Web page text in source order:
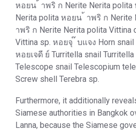
หอยน ้ าพริ ก Nerite Nerita
Nerita polita หอยน ้ าพริ ก Nerite
าพริ ก Nerite Nerita polita Vittina
Vittina sp. หอยจุ ๊ บแจง Horn snail
หอยเจดี ย์ Turritella snail
Telescope snail Telescopium
Screw shell Terebra sp.
Furthermore, it additionally
Siamese authorities in Bangkok
Lanna, because the Siamese